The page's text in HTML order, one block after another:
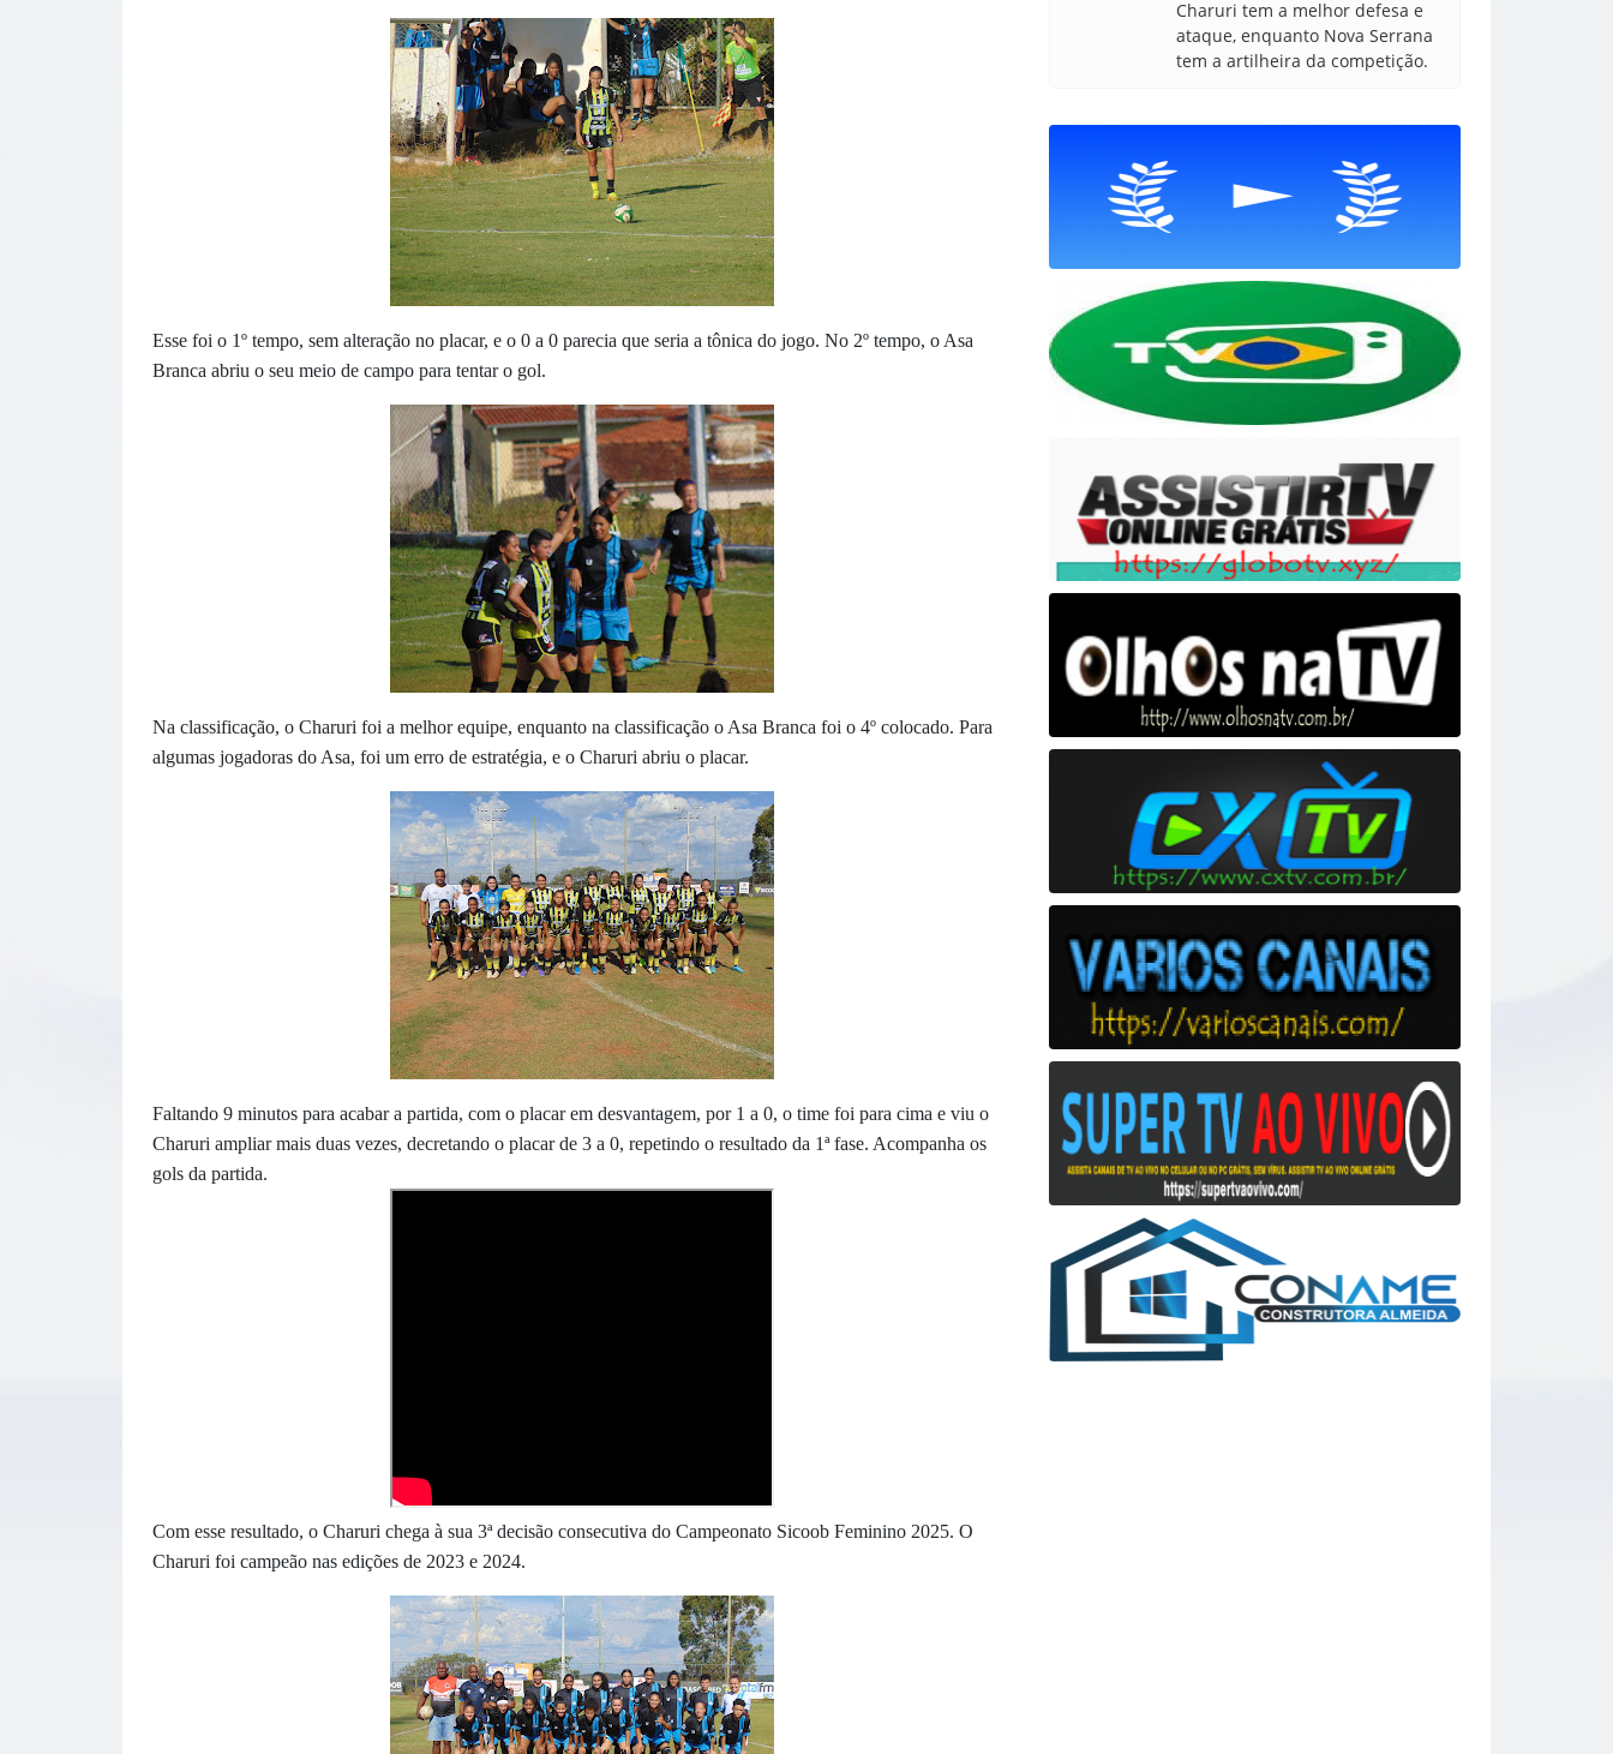
Esse foi o 1º tempo, sem alteração no placar, e o 0 a 0 parecia que seria a tônica do jogo. No 2º tempo, o Asa
Branca abriu o seu meio de campo para tentar o gol.
Na classificação, o Charuri foi a melhor equipe, enquanto na classificação o Asa Branca foi o 4º colocado. Para
algumas jogadoras do Asa, foi um erro de estratégia, e o Charuri abriu o placar.
Faltando 9 minutos para acabar a partida, com o placar em desvantagem, por 1 a 0, o time foi para cima e viu o
Charuri ampliar mais duas vezes, decretando o placar de 3 a 0, repetindo o resultado da 1ª fase. Acompanha os
gols da partida.
Com esse resultado, o Charuri chega à sua 3ª decisão consecutiva do Campeonato Sicoob Feminino 2025. O
Charuri foi campeão nas edições de 2023 e 2024.
Charuri tem a melhor defesa e
ataque, enquanto Nova Serrana
tem a artilheira da competição.